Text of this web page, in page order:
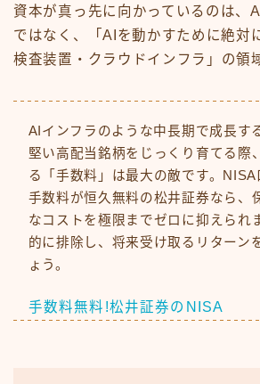
資本が真っ先に向かっているのは、
ではなく、「AIを動かすために絶対
検査装置・クラウドインフラ」の領
AIインフラのような中長期で成長す
堅い高配当銘柄をじっくり育てる際
る「手数料」は最大の敵です。NISA
手数料が恒久無料の松井証券なら、
なコストを極限までゼロに抑えられ
的に排除し、将来受け取るリターン
ょう。
手数料無料!松井証券のNISA